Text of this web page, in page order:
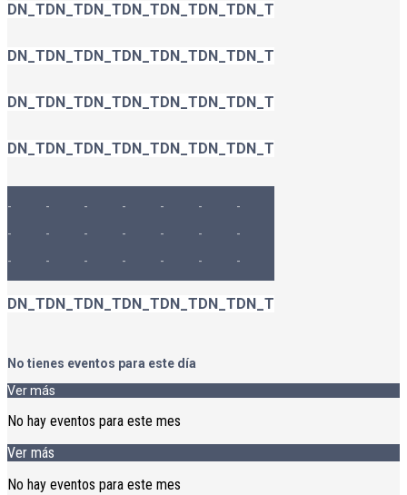
DN_TDN_TDN_TDN_TDN_TDN_TDN_T
DN_TDN_TDN_TDN_TDN_TDN_TDN_T
DN_TDN_TDN_TDN_TDN_TDN_TDN_T
DN_TDN_TDN_TDN_TDN_TDN_TDN_T
-
-
-
-
-
-
-
-
-
-
-
-
-
-
-
-
-
-
-
-
-
DN_TDN_TDN_TDN_TDN_TDN_TDN_T
No tienes eventos para este día
Ver más
No hay eventos para este mes
Ver más
No hay eventos para este mes